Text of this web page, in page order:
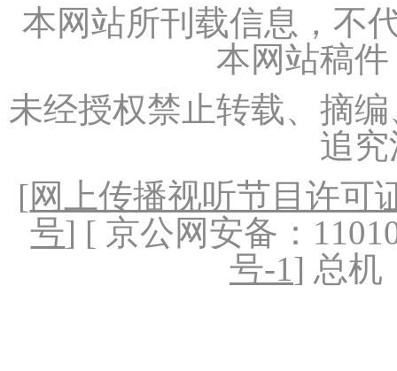
本网站所刊载信息，不
本网站稿
未经授权禁止转载、摘
追
[网上传播视听节目许可
号] [ 京公网安备：
号-1] 总机